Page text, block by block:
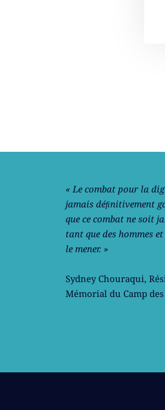
Notre
« Le combat pour la
jamais déﬁnitivement
que ce combat ne soit
tant que des hommes
le mener. »
Sydney Chouraqui,
Mémorial du Camp